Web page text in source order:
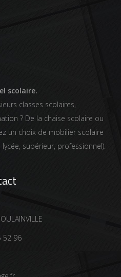
scolaire.
classes scolaires,
? De la chaise scolaire ou
un choix de mobilier scolaire
supérieur, professionnel).
52 96